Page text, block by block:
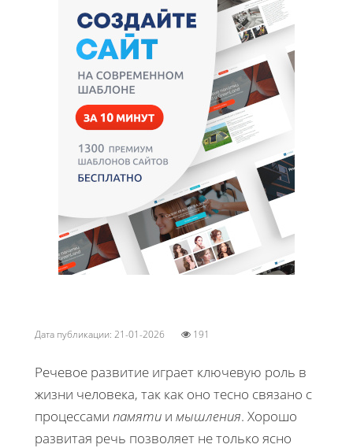
Дата публикации: 21-01-2026 191
Речевое развитие играет ключевую роль в
жизни человека, так как оно тесно связано с
процессами памяти и мышления. Хорошо
развитая речь позволяет не только ясно